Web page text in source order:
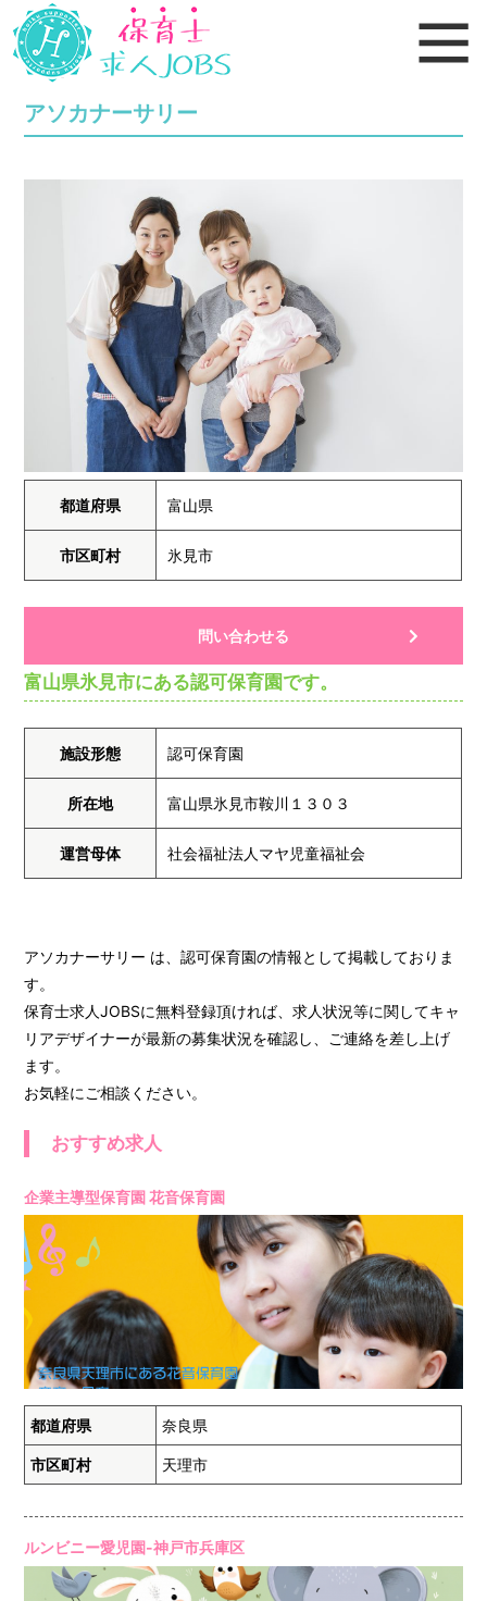
アソカナーサリー
都道府県 富山県
市区町村 氷見市
問い合わせる
富山県氷見市にある認可保育園です。
施設形態 認可保育園
所在地 富山県氷見市鞍川１３０３
運営母体 社会福祉法人マヤ児童福祉会
アソカナーサリー は、認可保育園の情報として掲載しておりま
す。
保育士求人JOBSに無料登録頂ければ、求人状況等に関してキャ
リアデザイナーが最新の募集状況を確認し、ご連絡を差し上げ
ます。
お気軽にご相談ください。
おすすめ求人
企業主導型保育園 花音保育園
都道府県 奈良県
市区町村 天理市
ルンビニー愛児園-神戸市兵庫区